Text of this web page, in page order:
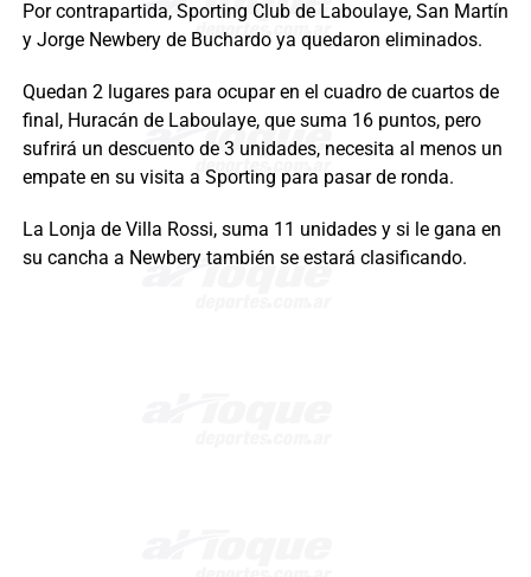
Por contrapartida, Sporting Club de Laboulaye, San Martín
y Jorge Newbery de Buchardo ya quedaron eliminados.
Quedan 2 lugares para ocupar en el cuadro de cuartos de
final, Huracán de Laboulaye, que suma 16 puntos, pero
sufrirá un descuento de 3 unidades, necesita al menos un
empate en su visita a Sporting para pasar de ronda.
La Lonja de Villa Rossi, suma 11 unidades y si le gana en
su cancha a Newbery también se estará clasificando.